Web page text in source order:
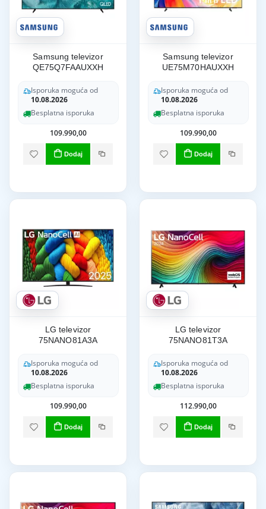
Samsung televizor
QE75Q7FAAUXXH
Isporuka moguća od
10.08.2026
Besplatna isporuka
109.990,00
Dodaj
Samsung televizor
UE75M70HAUXXH
Isporuka moguća od
10.08.2026
Besplatna isporuka
109.990,00
Dodaj
LG televizor
75NANO81A3A
Isporuka moguća od
10.08.2026
Besplatna isporuka
109.990,00
Dodaj
LG televizor
75NANO81T3A
Isporuka moguća od
10.08.2026
Besplatna isporuka
112.990,00
Dodaj